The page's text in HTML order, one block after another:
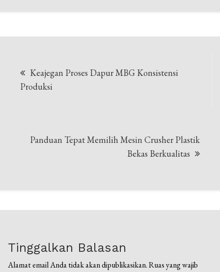
pos
Keajegan Proses Dapur MBG Konsistensi
Produksi
Panduan Tepat Memilih Mesin Crusher Plastik
Bekas Berkualitas
Tinggalkan Balasan
Alamat email Anda tidak akan dipublikasikan. Ruas yang wajib